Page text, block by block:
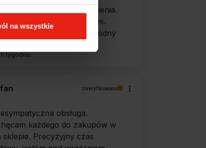
na wszystkie
realizacja zamówienia.
zgodny z oczekiwaniami.
profesjonalny i godny
tygodniu
zweryfikowano
obsługa.
każdego do zakupów w
sklepie. Precyzyjny czas